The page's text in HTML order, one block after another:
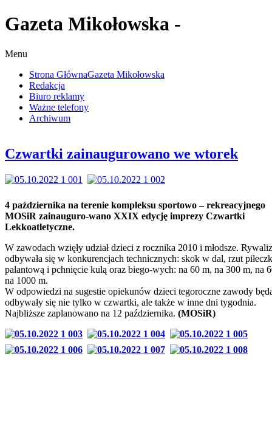
Gazeta Mikołowska -
Menu
Strona GłównaGazeta Mikołowska
Redakcja
Biuro reklamy
Ważne telefony
Archiwum
Czwartki zainaugurowano we wtorek
4 października na terenie kompleksu sportowo – rekreacyjnego
MOSiR zainauguro-wano XXIX edycję imprezy Czwartki
Lekkoatletyczne.
W zawodach wzięły udział dzieci z rocznika 2010 i młodsze.
odbywała się w konkurencjach technicznych: skok w dal, rzut
palantową i pchnięcie kulą oraz biego-wych: na 60 m, na 300 m, na
na 1000 m.
W odpowiedzi na sugestie opiekunów dzieci tegoroczne zawody
odbywały się nie tylko w czwartki, ale także w inne dni tygodnia.
Najbliższe zaplanowano na 12 października. (MOSiR)